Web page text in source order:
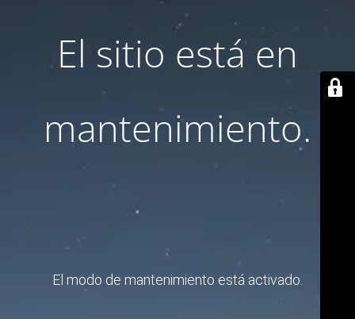
El sitio está en
mantenimiento.
El modo de mantenimiento está activado.